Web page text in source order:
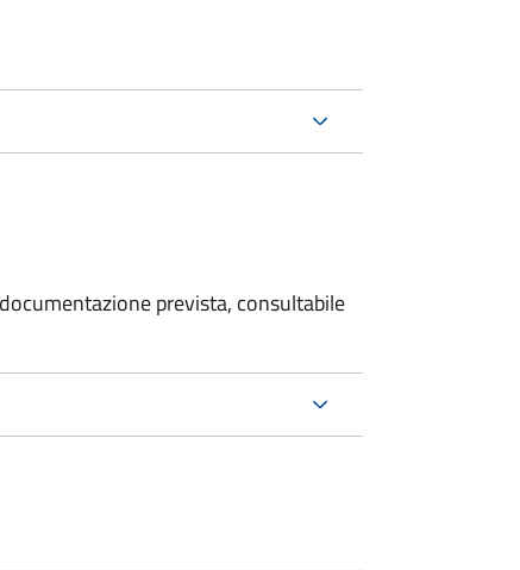
prevista, consultabile